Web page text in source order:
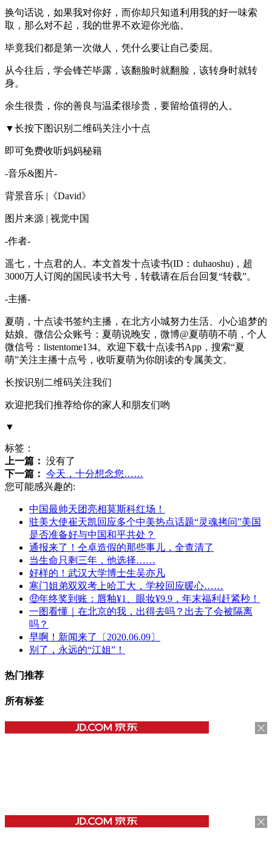
换句话说，如果我对你好，而你却只知道利用我的好一味索
取，那么对不起，我的世界不欢迎你光临。
毕竟我们都是第一次做人，凭什么要让自己委屈。
从今往后，学会锋芒毕露，该翻脸时就翻脸，该转身时就转
身。
余生很贵，你的善良与温柔很珍贵，要留给值得的人。
▼长按下图识别二维码关注小十点
即可免费收听妈妈秘籍
-音乐&图片-
背景音乐 |《David》
图片来源 | 视觉中国
-作者-
遥七，十点君的人。本文首发十点读书(ID：duhaoshu)，超
3000万人订阅的国民读书大号，转载请在后台回复“转载”。
-主播-
夏萌，十点读书签约主播，在北方小城努力生活、小心追梦的
姑娘。微信公众账号：夏萌说晚安，微博@夏萌萌不萌，个人
微信号：listentome134。欢迎下载十点读书App，搜索“夏
萌”关注主播十点号，收听夏萌为你朗读的专属美文。
长按识别二维码关注我们
欢迎把我们推荐给你的家人和朋友们哟
▼
标签：
上一篇： 没有了
下一篇： 今天，十分想念您……
您可能感兴趣的:
中国最帅天团亮相莫斯科红场！
驻美大使崔天凯回应多个中美热点话题“灵魂拷问”美国
是否准备好与中国和平共处？
通报来了！仝卓造假的那些事儿，全查清了
当生命只剩三年，他选择……
好样的！武汉大学博士生吴亦凡
寒门姐弟双双考上哈工大，学校回应暖心……
🤑年终奖到账：唇釉¥1、眼妆¥9.9，年末福利赶紧秒！
一图看懂｜在北京的我，出得去吗？出去了会被隔离
吗？
早啊！新闻来了〔2020.06.09〕
别了，永远的“江姐”！
热门推荐
所有标签